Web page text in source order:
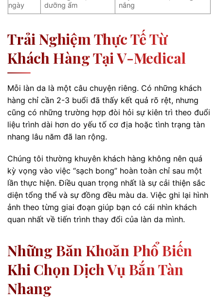
ngày
dưỡng ẩm
nắng
Trải Nghiệm Thực Tế Từ
Khách Hàng Tại V-Medical
Mỗi làn da là một câu chuyện riêng. Có những khách
hàng chỉ cần 2-3 buổi đã thấy kết quả rõ rệt, nhưng
cũng có những trường hợp đòi hỏi sự kiên trì theo đuổi
liệu trình dài hơn do yếu tố cơ địa hoặc tình trạng tàn
nhang lâu năm đã lan rộng.
Chúng tôi thường khuyên khách hàng không nên quá
kỳ vọng vào việc “sạch bong” hoàn toàn chỉ sau một
lần thực hiện. Điều quan trọng nhất là sự cải thiện sắc
diện tổng thể và sự đồng đều màu da. Việc ghi lại hình
ảnh theo từng giai đoạn giúp bạn có cái nhìn khách
quan nhất về tiến trình thay đổi của làn da mình.
Những Băn Khoăn Phổ Biến
Khi Chọn Dịch Vụ Bắn Tàn
Nhang